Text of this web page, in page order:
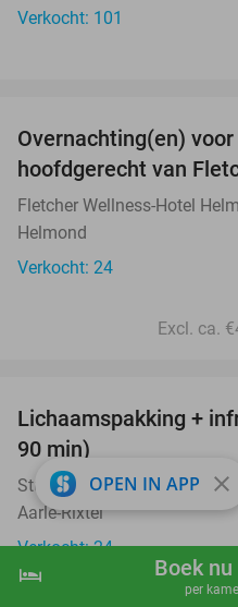
shopping_cart
hotel Boek
per
Verkocht: 101
Overnachting(en)
hoofdgerecht van
Fletcher Wellness-Hotel
Helmond
Verkocht: 24
Excl. ca.
Lichaamspakking +
90 min)
Studio Infinity
Aarle-Rixtel
Verkocht: 24
OPEN IN APP close